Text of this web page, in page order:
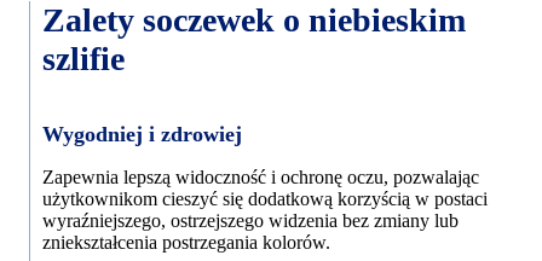
Zalety soczewek o niebieskim
szlifie
Wygodniej i zdrowiej
Zapewnia lepszą widoczność i ochronę oczu, pozwalając
użytkownikom cieszyć się dodatkową korzyścią w postaci
wyraźniejszego, ostrzejszego widzenia bez zmiany lub
zniekształcenia postrzegania kolorów.